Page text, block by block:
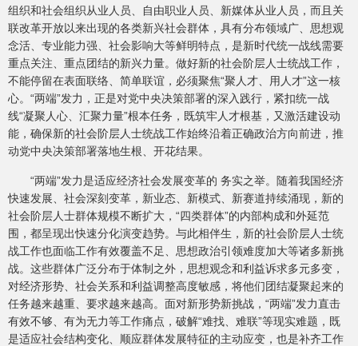
组织和社会组织从业人员、自由职业人员、新媒体从业人员，而且关
联改革开放以来出现的各类新兴社会群体，具有分布领域广、思想观
念活、专业能力强、社会影响大等鲜明特点，是新时代统一战线需要
重点关注、重点团结的新兴力量。做好新的社会阶层人士统战工作，
不能停留在表面联络、简单联谊，必须聚焦“聚人才、用人才”这一核
心。“两端”发力，正是对党中央决策部署的深入践行，紧扣统一战
线“凝聚人心、汇聚力量”根本任务，既筑牢人才根基，又激活建设动
能，确保新的社会阶层人士统战工作始终沿着正确政治方向前进，推
动党中央决策部署落地生根、开花结果。
“两端”发力是适应经济社会发展变革的 务实之举。随着我国经济
快速发展、社会深刻变革，新业态、新模式、新赛道持续涌现，新的
社会阶层人士群体规模不断扩大，“四类群体”的内部构成和外延范
围，都呈现出快速分化演变趋势。与此相伴生，新的社会阶层人士统
战工作也面临工作有效覆盖不足、思想政治引领难度加大等诸多新挑
战。这些群体广泛分布于体制之外，思想观念和利益诉求多元多变，
对经济形势、社会关系和利益调整高度敏感，将他们团结凝聚起来的
任务越来越重、要求越来越高。面对新形势新挑战，“两端”发力直击
有效不够、有为无力等工作痛点，破解“难找、难联”等现实难题，既
是适应社会结构变化、顺应群体发展特征的主动应变，也是补齐工作